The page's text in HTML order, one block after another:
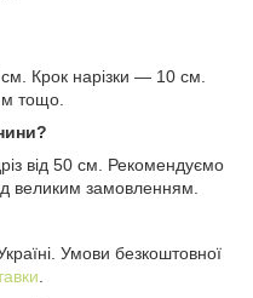
Крок нарізки — 10 см.
тощо.
від 50 см. Рекомендуємо
великим замовленням.
Умови безкоштовної
.